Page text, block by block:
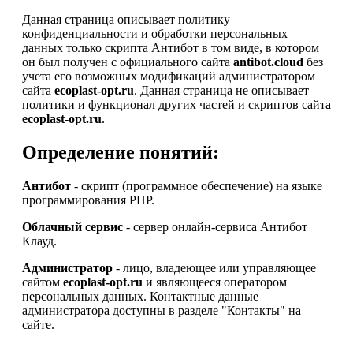
Данная страница описывает политику
конфиденциальности и обработки персональных
данных только скрипта Антибот в том виде, в котором
он был получен с официального сайта antibot.cloud без
учета его возможных модификаций администратором
сайта ecoplast-opt.ru. Данная страница не описывает
политики и функционал других частей и скриптов сайта
ecoplast-opt.ru.
Определение понятий:
Антибот - скрипт (программное обеспечение) на языке
программирования PHP.
Облачный сервис - сервер онлайн-сервиса Антибот
Клауд.
Администратор - лицо, владеющее или управляющее
сайтом ecoplast-opt.ru и являющееся оператором
персональных данных. Контактные данные
администратора доступны в разделе "Контакты" на
сайте.